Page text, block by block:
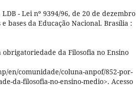
- Lei nº 9394/96, de 20 de dezembro
bases da Educação Nacional. Brasília :
obrigatoriedade da Filosofia no Ensino
en/comunidade/coluna-anpof/852-por-
da-filosofia-no-ensino-medio>. Acesso